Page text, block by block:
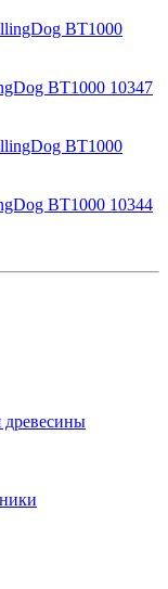
BT1000 10347
BT1000 10344
древесины